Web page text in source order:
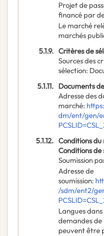
Projet de
financé par
Le marché
marchés
5.1.9. Critères de
Sources des
sélection:
5.1.11. Documents
Adresse des
marché:
dm/ent/gen/
5.1.12. Conditions
Conditions de
Soumission
Adresse de
soumission:
/sdm/ent2/
Langues dans
demandes
peuvent être